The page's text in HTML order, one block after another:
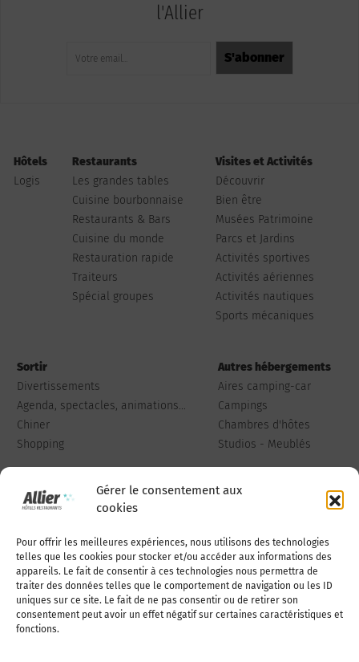
Gérer le consentement aux
cookies
Pour offrir les meilleures expériences, nous utilisons des technologies
telles que les cookies pour stocker et/ou accéder aux informations des
appareils. Le fait de consentir à ces technologies nous permettra de
traiter des données telles que le comportement de navigation ou les ID
uniques sur ce site. Le fait de ne pas consentir ou de retirer son
consentement peut avoir un effet négatif sur certaines caractéristiques et
fonctions.
l'Allier
Hôtels
Logis
Restaurants
Les grandes tables
Cuisine bourbonnaise
Restaurants & Bars
Cuisine du monde
Restauration rapide
Traiteurs
Spécial groupes
Visites et Activités
Découvrir
Bien être
Musées Patrimoine
Parcs et Jardins
Activités sportives
Activités aériennes
Activités nautiques
Sports mécaniques
Sortir
Divertissements
Agenda, spectacles, animations...
Chiner
Shopping
Autres hébergements
Aires camping-car
Campings
Chambres d'hôtes
Studios - Meublés
Qui sommes-nous Publiez votre annonce
Adhérer à l’association Nous contacter